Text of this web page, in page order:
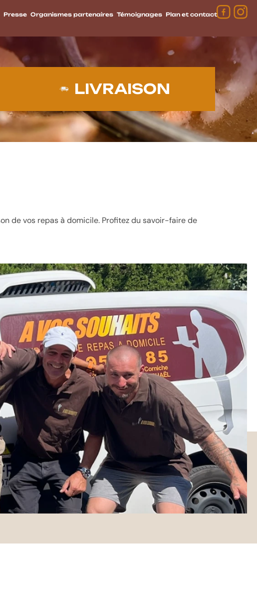
Presse Organismes partenaires Témoignages Plan et contact
LIVRAISON
de vos repas à domicile. Profitez du savoir-faire de